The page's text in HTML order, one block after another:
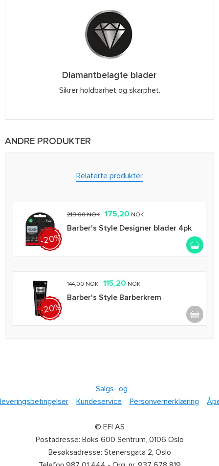
Diamantbelagte blader
Sikrer holdbarhet og skarphet.
ANDRE PRODUKTER
Relaterte produkter
-20%
219,00 NOK 175,20 NOK
Barber's Style Designer blader 4pk
-20%
144,00 NOK 115,20 NOK
Barber's Style Barberkrem
Salgs- og
leveringsbetingelser
Kundeservice Personvernerklæring
© EFI AS
Postadresse: Boks 600 Sentrum, 0106 Oslo
Besøksadresse: Stenersgata 2, Oslo